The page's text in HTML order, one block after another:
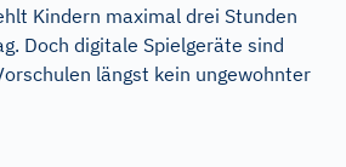
Kindern maximal drei Stunden
Doch digitale Spielgeräte sind
längst kein ungewohnter